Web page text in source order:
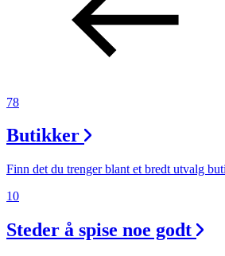
78
Butikker
Finn det du trenger blant et bredt utvalg
10
Steder å spise noe godt